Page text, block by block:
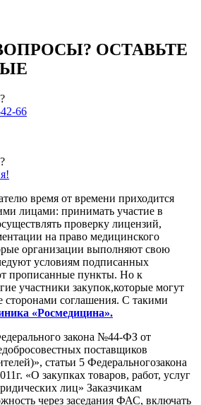
ОСТАВЬТЕ
66
время от времени приходится
лицами: принимать участие в
проверку лицензий,
на право медицинского
организации выполняют свою
условиям подписанных
прописанные пункты. Но к
участники закупок,которые могут
сторонами соглашения. С такими
«Росмедицина».
закона №44-ФЗ от
поставщиков
статьи 5 Федеральногозакона
«О закупках товаров, работ, услуг
лиц» Заказчикам
через заседания ФАС, включать